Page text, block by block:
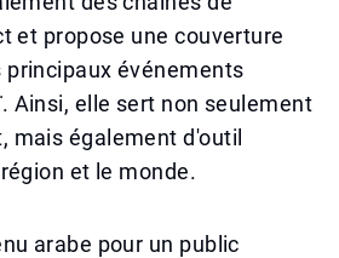
et propose une couverture
principaux événements
Ainsi, elle sert non seulement
mais également d'outil
et le monde.
arabe pour un public